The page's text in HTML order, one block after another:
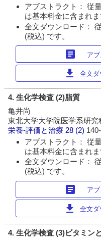
アブストラクト： 従
は基本料金に含まれま
全文ダウンロード：
(税込) です。
article ア
download 全文ダ
4. 生化学検査 (2)脂質
亀井尚
東北大学大学院医学系研
栄養-評価と治療 28 (2)
アブストラクト： 従
は基本料金に含まれま
全文ダウンロード：
(税込) です。
article ア
download 全文ダ
4. 生化学検査 (3)ビタミン